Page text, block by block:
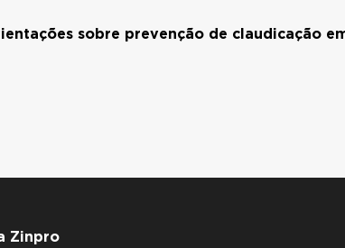
sobre prevenção de claudicação
Zinpro